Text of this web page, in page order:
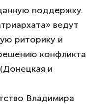
поддержку.
ведут
риторику и
конфликта
и
Владимира